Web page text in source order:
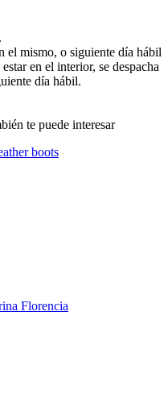
el mismo, o siguiente día hábil
en el interior, se despacha
día hábil.